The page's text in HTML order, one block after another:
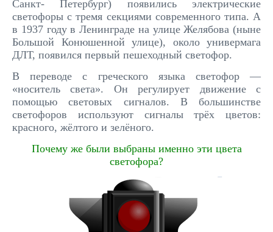
Санкт- Петербург) появились электрические
светофоры с тремя секциями современного типа. А
в 1937 году в Ленинграде на улице Желябова (ныне
Большой Конюшенной улице), около универмага
ДЛТ, появился первый пешеходный светофор.
В переводе с греческого языка светофор —
«носитель света». Он регулирует движение с
помощью световых сигналов. В большинстве
светофоров используют сигналы трёх цветов:
красного, жёлтого и зелёного.
Почему же были выбраны именно эти цвета
светофора?